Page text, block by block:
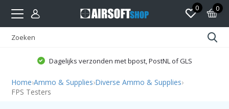
0 0
Dagelijks verzonden met bpost, PostNL of GLS
Home›Ammo & Supplies›Diverse Ammo & Supplies›
FPS Testers